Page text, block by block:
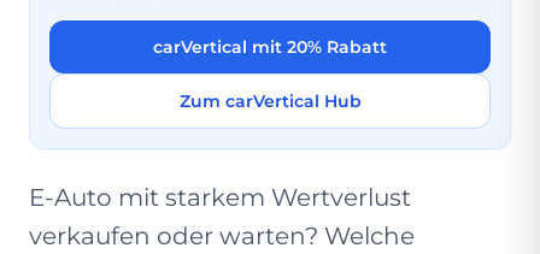
carVertical mit 20% Rabatt
Zum carVertical Hub
E-Auto mit starkem Wertverlust
verkaufen oder warten? Welche